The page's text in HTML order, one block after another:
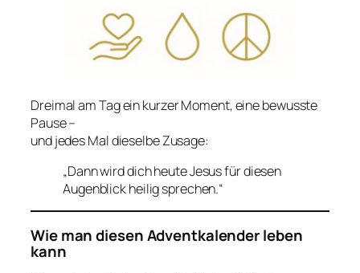
Dreimal am Tag ein kurzer Moment, eine bewusste
Pause –
und jedes Mal dieselbe Zusage:
„Dann wird dich heute Jesus für diesen
Augenblick heilig sprechen.“
Wie man diesen Adventkalender leben
kann